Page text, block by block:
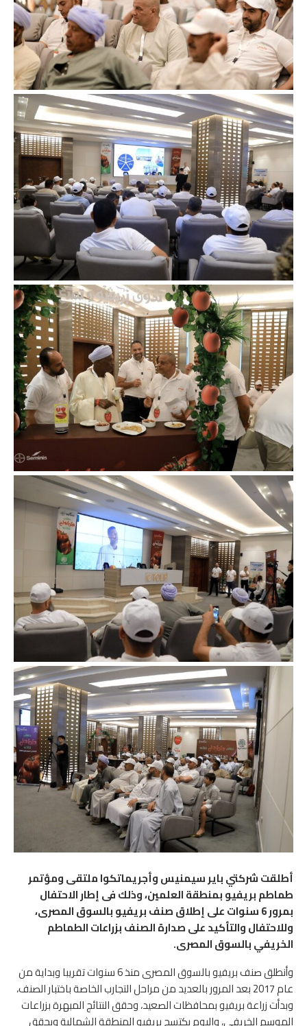
أطلقت شركتي باير سيمنيس وأجريماتكوا ملتقى ومؤتمر
طماطم بريفيو بمنطقة العلمين، وذلك فى إطار الاحتفال
بمرور 6 سنوات على إطلاق صنف بريفيو بالسوق المصرى،
وللاحتفال والتأكيد على صدارة الصنف بزراعات الطماطم
الخريفي بالسوق المصرى.
وأنطلق صنف بريفيو بالسوق المصرى منذ 6 سنوات تقريبا وبداية من
عام 2017 بعد المرور بالعديد من مراحل التجارب الخاصة باختبار الصنف،
وبدأت زراعة بريفيو بمحافظات الصعيد، وحقق النتائج المبهرة بزراعات
الموسم الخريفي، واليوم يكتسح بريفيو المنطقة الشمالية ويحقق